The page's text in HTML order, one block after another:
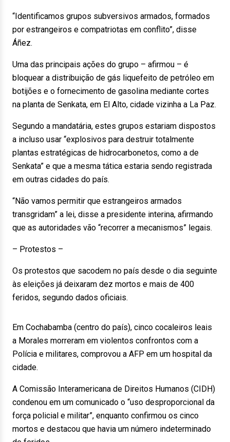
“Identificamos grupos subversivos armados, formados
por estrangeiros e compatriotas em conflito”, disse
Áñez.
Uma das principais ações do grupo – afirmou – é
bloquear a distribuição de gás liquefeito de petróleo em
botijões e o fornecimento de gasolina mediante cortes
na planta de Senkata, em El Alto, cidade vizinha a La Paz.
Segundo a mandatária, estes grupos estariam dispostos
a incluso usar “explosivos para destruir totalmente
plantas estratégicas de hidrocarbonetos, como a de
Senkata” e que a mesma tática estaria sendo registrada
em outras cidades do país.
“Não vamos permitir que estrangeiros armados
transgridam” a lei, disse a presidente interina, afirmando
que as autoridades vão “recorrer a mecanismos” legais.
– Protestos –
Os protestos que sacodem no país desde o dia seguinte
às eleições já deixaram dez mortos e mais de 400
feridos, segundo dados oficiais.
Em Cochabamba (centro do país), cinco cocaleiros leais
a Morales morreram em violentos confrontos com a
Polícia e militares, comprovou a AFP em um hospital da
cidade.
A Comissão Interamericana de Direitos Humanos (CIDH)
condenou em um comunicado o “uso desproporcional da
força policial e militar”, enquanto confirmou os cinco
mortos e destacou que havia um número indeterminado